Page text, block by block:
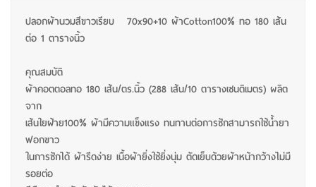
ปลอกผ้านวมสีขาวเรียบ 70x90+10 ผ้าCotton100% ทอ 180 เส้น
ต่อ 1 ตารางนิ้ว
คุณสมบัติ
ผ้าคอตตอลทอ 180 เส้น/ตร.นิ้ว (288 เส้น/10 ตารางเซนติเมตร) ผลิต
จาก
เส้นใยฝ้าย100% ผ้ามีความแข็งแรง ทนทานต่อการซักสามารถใช้น้ำยา
ฟอกขาว
ในการซักได้ ผ้ารีดง่าย เนื้อผ้ายิ่งใช้ยิ่งนุ่ม ตัดเย็บด้วยผ้าหน้ากว้างไม่มี
รอยต่อ